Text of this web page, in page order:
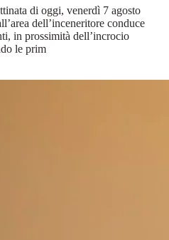
di oggi, venerdì 7 agosto
dell’inceneritore conduce
in prossimità dell’incrocio
le prim